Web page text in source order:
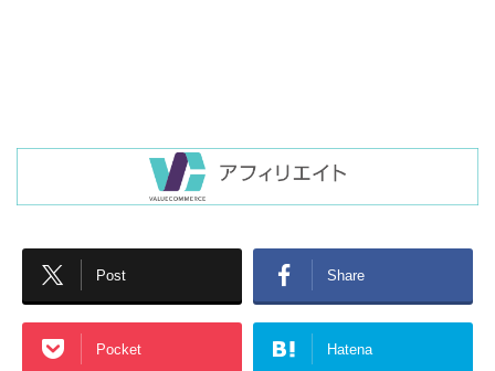
Post Share
Pocket Hatena